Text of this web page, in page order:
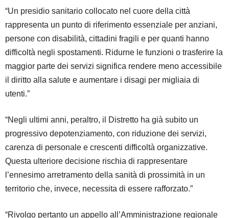
“Un presidio sanitario collocato nel cuore della città
rappresenta un punto di riferimento essenziale per anziani,
persone con disabilità, cittadini fragili e per quanti hanno
difficoltà negli spostamenti. Ridurne le funzioni o trasferire la
maggior parte dei servizi significa rendere meno accessibile
il diritto alla salute e aumentare i disagi per migliaia di
utenti.”
“Negli ultimi anni, peraltro, il Distretto ha già subito un
progressivo depotenziamento, con riduzione dei servizi,
carenza di personale e crescenti difficoltà organizzative.
Questa ulteriore decisione rischia di rappresentare
l’ennesimo arretramento della sanità di prossimità in un
territorio che, invece, necessita di essere rafforzato.”
“Rivolgo pertanto un appello all’Amministrazione regionale